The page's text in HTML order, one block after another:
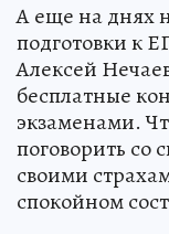
А еще на днях
подготовки к
Алексей
бесплатные
экзаменами.
поговорить со
своими
спокойном